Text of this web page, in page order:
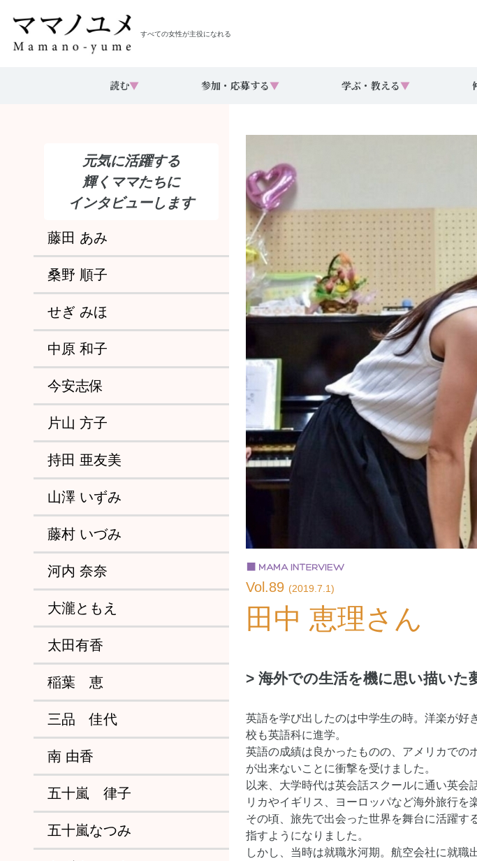
すべての女性が主役になれる
読む▼ 参加・応募する▼ 学ぶ・教える▼
元気に活躍する
輝くママたちに
インタビューします
藤田 あみ
桑野 順子
せぎ みほ
中原 和子
今安志保
片山 方子
持田 亜友美
山澤 いずみ
藤村 いづみ
河内 奈奈
大瀧ともえ
太田有香
稲葉 恵
三品 佳代
南 由香
五十嵐 律子
五十嵐なつみ
Vol.89 (2019.7.1)
田中 恵理さん
> 海外での生活を機に思い描いた
英語を学び出したのは中学生の時。洋楽が好
校も英語科に進学。
英語の成績は良かったものの、アメリカでの
が出来ないことに衝撃を受けました。
以来、大学時代は英会話スクールに通い英会
リカやイギリス、ヨーロッパなど海外旅行を
その頃、旅先で出会った世界を舞台に活躍す
指すようになりました。
しかし、当時は就職氷河期。航空会社に就職